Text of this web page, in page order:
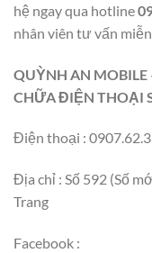
hệ ngay qua hotline
nhân viên tư vấn
QUỲNH AN MOBILE
CHỮA ĐIỆN THOẠI
Điện thoại :
Địa chỉ : Số 592 (Số
Trang
Facebook :